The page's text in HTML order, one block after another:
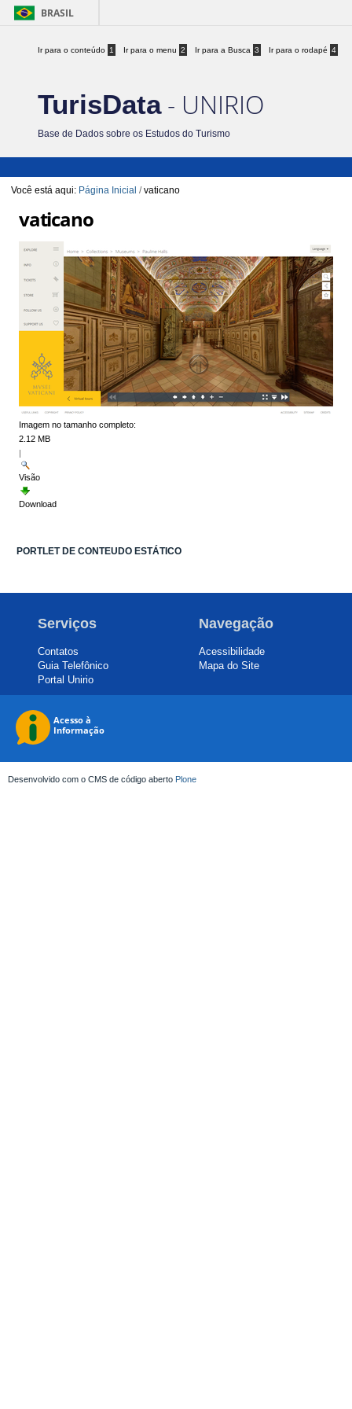
BRASIL
Ir para o conteúdo 1 Ir para o menu 2 Ir para a Busca 3 Ir para o rodapé 4
TurisData- UNIRIO
Base de Dados sobre os Estudos do Turismo
Você está aqui: Página Inicial /vaticano
vaticano
Imagem no tamanho completo:
2.12 MB
|
Visão
Download
PORTLET DE CONTEUDO ESTÁTICO
Serviços
Contatos
Guia Telefônico
Portal Unirio
Navegação
Acessibilidade
Mapa do Site
Desenvolvido com o CMS de código aberto Plone